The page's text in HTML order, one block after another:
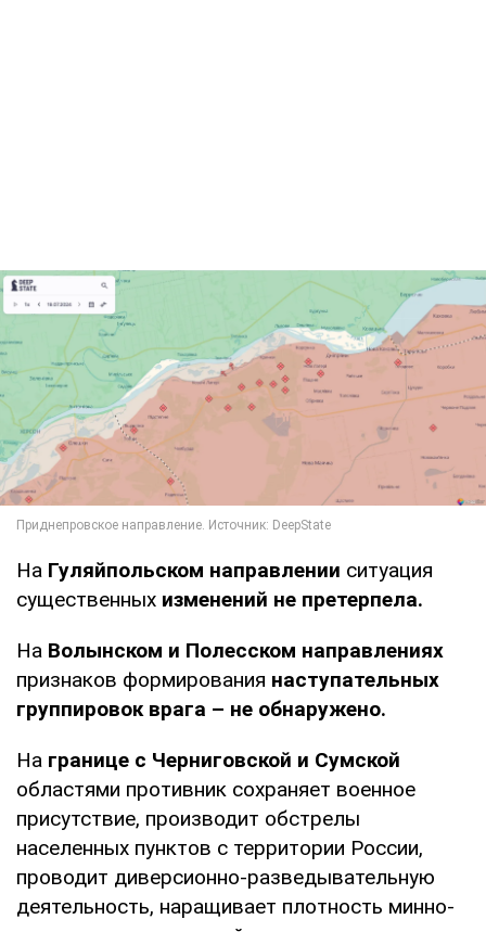
На Гуляйпольском направлении ситуация
существенных изменений не претерпела.
На Волынском и Полесском направлениях
признаков формирования наступательных
группировок врага – не обнаружено.
На границе с Черниговской и Сумской
областями противник сохраняет военное
присутствие, производит обстрелы
населенных пунктов с территории России,
проводит диверсионно-разведывательную
деятельность, наращивает плотность минно-